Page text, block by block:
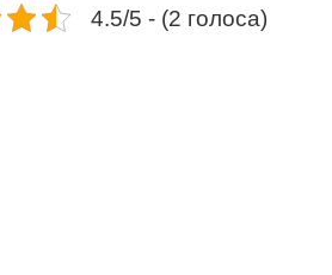
4.5/5 - (2 голоса)